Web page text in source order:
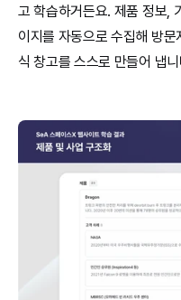
고 학습하거든요. 제품 정보,
이지를 자동으로 수집해 방문
식 창고를 스스로 만들어 냅